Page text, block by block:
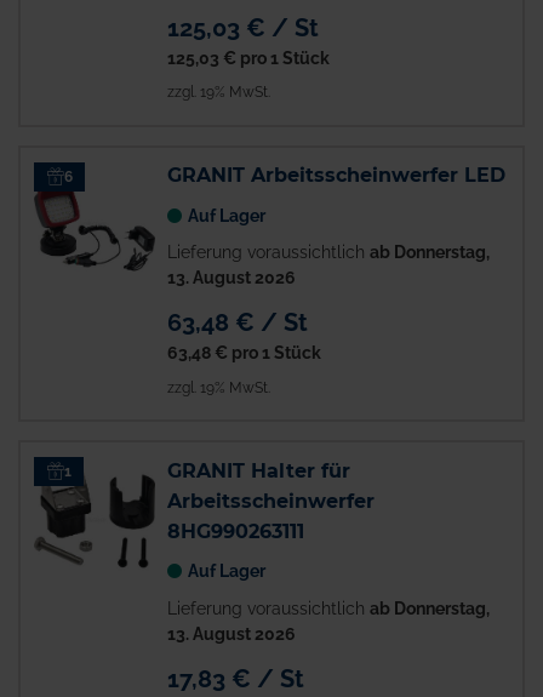
125,03 € / St
125,03 € pro 1 Stück
zzgl. 19% MwSt.
6 GRANIT Arbeitsscheinwerfer LED
Auf Lager
Lieferung voraussichtlich ab Donnerstag,
13. August 2026
63,48 € / St
63,48 € pro 1 Stück
zzgl. 19% MwSt.
1
GRANIT Halter für
Arbeitsscheinwerfer
8HG990263111
Auf Lager
Lieferung voraussichtlich ab Donnerstag,
13. August 2026
17,83 € / St